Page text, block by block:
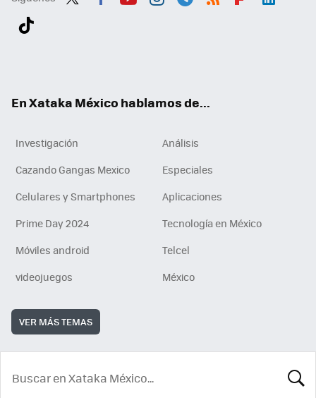
En Xataka México hablamos de...
Investigación
Análisis
Cazando Gangas Mexico
Especiales
Celulares y Smartphones
Aplicaciones
Prime Day 2024
Tecnología en México
Móviles android
Telcel
videojuegos
México
VER MÁS TEMAS